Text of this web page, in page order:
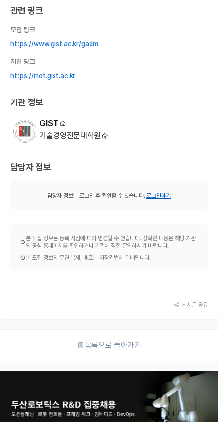
관련 링크
모집 링크
https://www.gist.ac.kr/gadm
지원 링크
https://mot.gist.ac.kr
기관 정보
GIST
기술경영전문대학원
담당자 정보
담당자 정보는 로그인 후 확인할 수 있습니다. 로그인하기
본 모집 정보는 등록 시점에 따라 변경될 수 있습니다. 정확한 내용은 해당 기관
의 공식 홈페이지를 확인하거나 기관에 직접 문의하시기 바랍니다.
본 모집 정보의 무단 복제, 배포는 저작권법에 위배됩니다.
게시글 공유
목록으로 돌아가기